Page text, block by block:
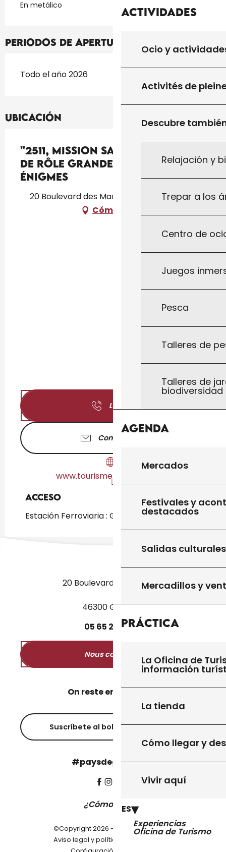
Actividades
Ocio y
Activités de
Descubre
Relajación y
Trepar a los
Centro de
Juegos
Pesca
Talleres de
Talleres de
biodiversidad
Agenda
Mercados
Festivales y
destacados
Salidas culturales
Mercadillos y
Práctica
La Oficina de
información
La tienda
Cómo llegar y
Vivir aquí
ES
Experiencias
Oficina de Turismo
En metálico
Periodos de apertura
Todo el año 2026
Ubicación
"2511, Mission Sauvetage" - Jeu
de Rôle Grandeur Nature
Énigmes
20 Boulevard des Martyrs, 46300 Gourdon
Cómo llegar
Llamar
Contáctenos
www.tourisme-gourdon.com
Acceso
Acceso
Estación Ferroviaria : Gourdon a 719m
20 Boulevard des Martyrs
46300 Gourdon
05 65 27 5250
Nous contacter
On reste en contact ?
Suscríbete al boletín informativo
#paysdegourdon !
¿Cómo llegar?
©Copyright 2026 - Pays de Gourdon
Aviso legal y política de privacidad